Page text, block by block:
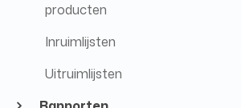
producten
Inruimlijsten
Uitruimlijsten